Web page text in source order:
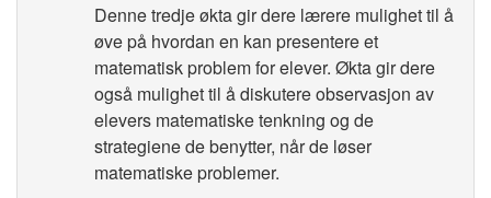
Denne tredje økta gir dere lærere mulighet til å
øve på hvordan en kan presentere et
matematisk problem for elever. Økta gir dere
også mulighet til å diskutere observasjon av
elevers matematiske tenkning og de
strategiene de benytter, når de løser
matematiske problemer.